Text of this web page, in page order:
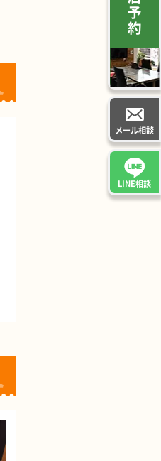
予
約
メール相談
LINE相談